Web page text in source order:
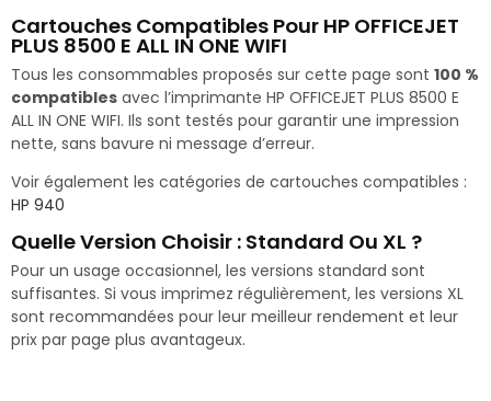
Cartouches Compatibles Pour HP OFFICEJET
PLUS 8500 E ALL IN ONE WIFI
Tous les consommables proposés sur cette page sont 100 %
compatibles avec l’imprimante HP OFFICEJET PLUS 8500 E
ALL IN ONE WIFI. Ils sont testés pour garantir une impression
nette, sans bavure ni message d’erreur.
Voir également les catégories de cartouches compatibles :
HP 940
Quelle Version Choisir : Standard Ou XL ?
Pour un usage occasionnel, les versions standard sont
suffisantes. Si vous imprimez régulièrement, les versions XL
sont recommandées pour leur meilleur rendement et leur
prix par page plus avantageux.